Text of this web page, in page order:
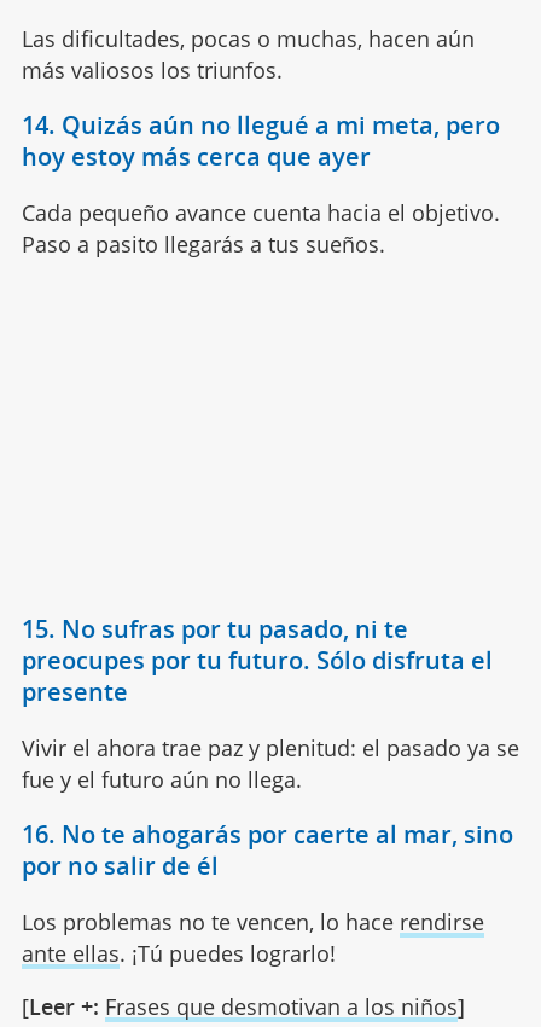
Las dificultades, pocas o muchas, hacen aún
más valiosos los triunfos.
14. Quizás aún no llegué a mi meta, pero
hoy estoy más cerca que ayer
Cada pequeño avance cuenta hacia el objetivo.
Paso a pasito llegarás a tus sueños.
15. No sufras por tu pasado, ni te
preocupes por tu futuro. Sólo disfruta el
presente
Vivir el ahora trae paz y plenitud: el pasado ya se
fue y el futuro aún no llega.
16. No te ahogarás por caerte al mar, sino
por no salir de él
Los problemas no te vencen, lo hace rendirse
ante ellas. ¡Tú puedes lograrlo!
[Leer +: Frases que desmotivan a los niños]